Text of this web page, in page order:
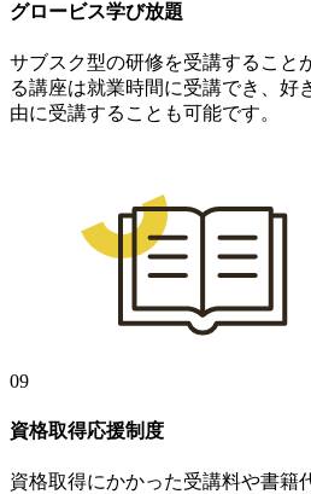
グロービス学び放題
サブスク型の研修を受講すること
る講座は就業時間に受講でき、好
由に受講することも可能です。
09
資格取得応援制度
資格取得にかかった受講料や書籍